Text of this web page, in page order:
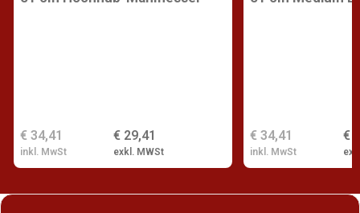
€ 29,41
exkl. MWSt
€ 34,41
inkl. MwSt
€
€ 34,41
inkl. MwSt